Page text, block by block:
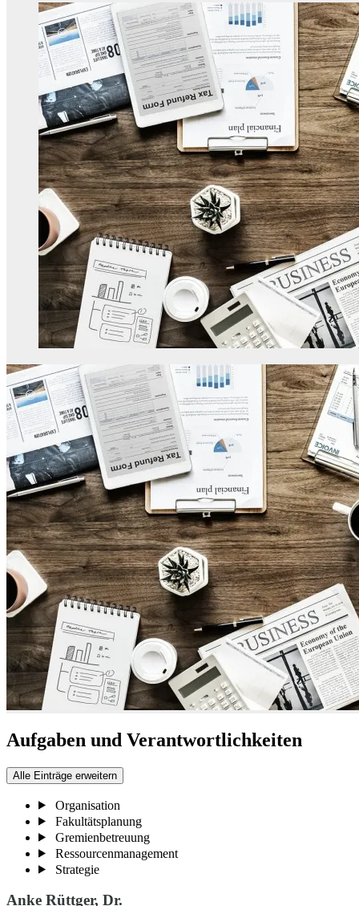
Aufgaben und Verantwortlichkeiten
Alle Einträge erweitern
Organisation
Fakultätsplanung
Gremienbetreuung
Ressourcenmanagement
Strategie
Anke Rüttger, Dr.